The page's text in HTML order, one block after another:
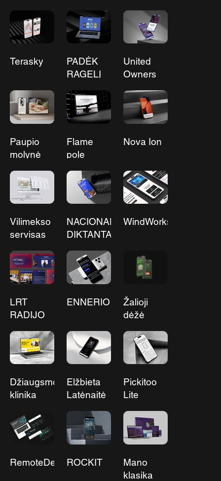
Club
Terasky
PADĖK
RAGELĮ
United
Owners
Paupio
molynė
Flame
pole
namai
Nova Ion
Vilimekso
servisas
NACIONALINIS
DIKTANTAS
WindWorks2026
LRT
RADIJO
ENNERIO
Žalioji
dėžė
Džiaugsmo
klinika
Elžbieta
Latėnaitė
Pickitoo
Lite
RemoteDevs ROCKIT
Mano
klasika